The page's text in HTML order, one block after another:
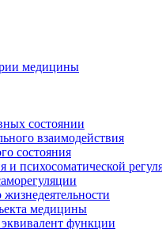
медицины
состоянии
взаимодействия
состояния
психосоматической
медицины
функции